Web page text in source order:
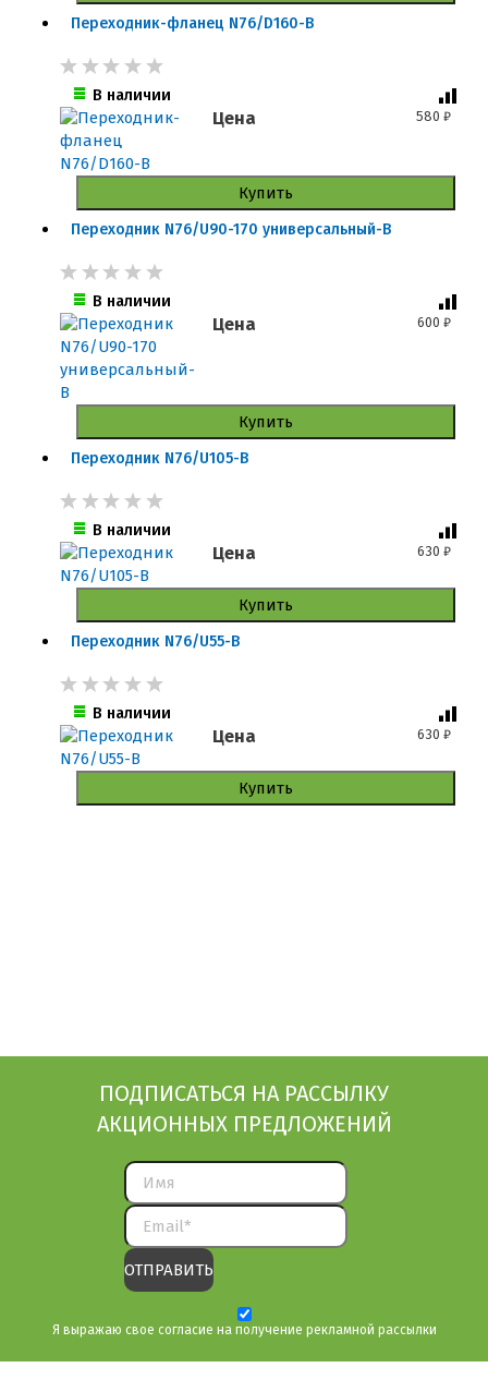
Переходник-фланец N76/D160-B
В наличии
Цена 580₽
Купить
Переходник N76/U90-170 универсальный-B
В наличии
Цена 600₽
Купить
Переходник N76/U105-B
В наличии
Цена 630₽
Купить
Переходник N76/U55-B
В наличии
Цена 630₽
Купить
ПОДПИСАТЬСЯ НА РАССЫЛКУ
АКЦИОННЫХ ПРЕДЛОЖЕНИЙ
Я выражаю свое согласие на получение рекламной рассылки